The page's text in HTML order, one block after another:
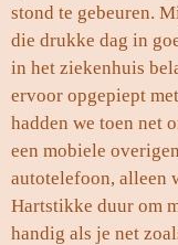
stond te gebeuren.
die drukke dag in
in het ziekenhuis
ervoor opgepiept
hadden we toen net
een mobiele
autotelefoon, alleen
Hartstikke duur om
handig als je net